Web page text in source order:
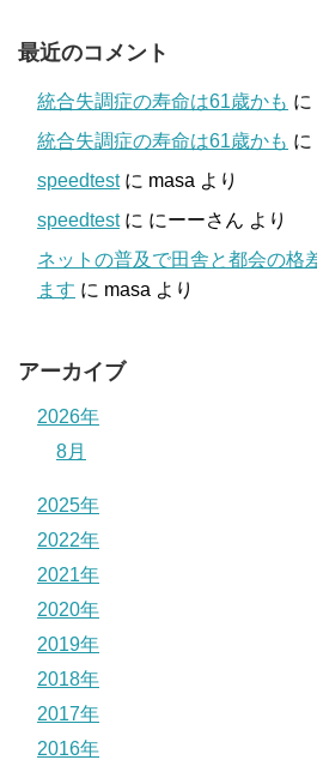
最近のコメント
統合失調症の寿命は61歳かも に
統合失調症の寿命は61歳かも に
speedtestに masa より
speedtestに にーーさん より
ネットの普及で田舎と都会の格
ます に masa より
アーカイブ
2026年
8月
2025年
2022年
2021年
2020年
2019年
2018年
2017年
2016年